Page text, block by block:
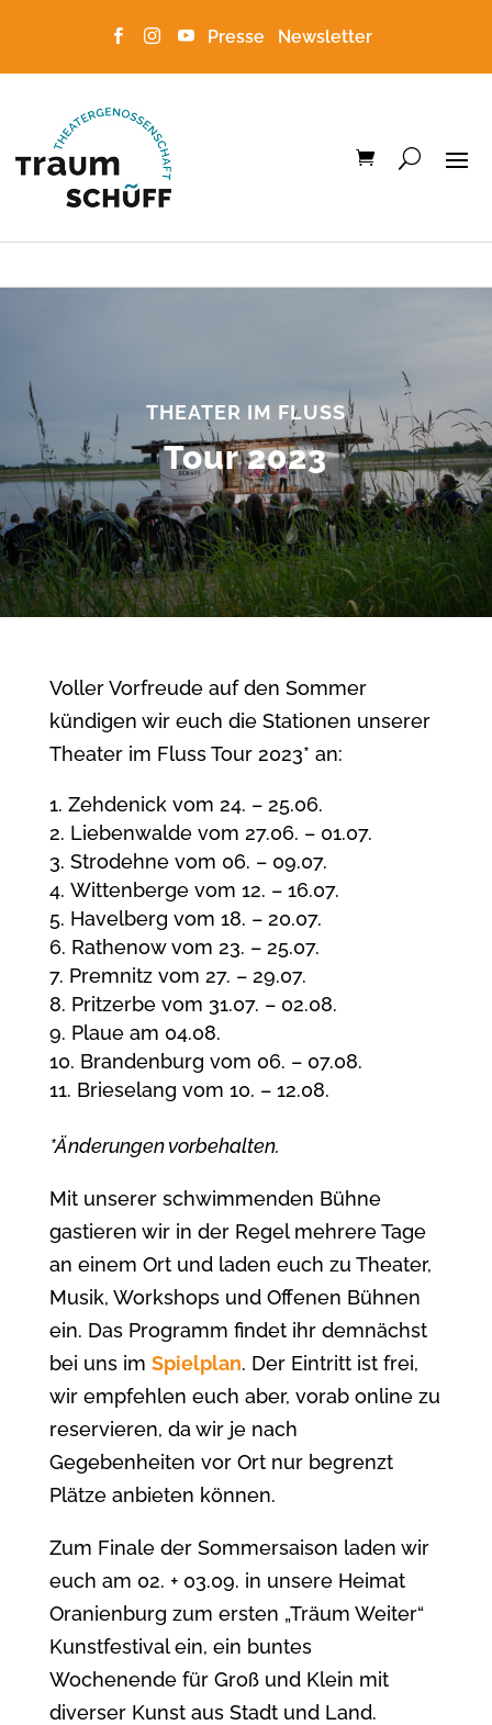
   Presse Newsletter
THEATER IM FLUSS
Tour 2023
Voller Vorfreude auf den Sommer
kündigen wir euch die Stationen unserer
Theater im Fluss Tour 2023* an:
Zehdenick vom 24. – 25.06.
Liebenwalde vom 27.06. – 01.07.
Strodehne vom 06. – 09.07.
Wittenberge vom 12. – 16.07.
Havelberg vom 18. – 20.07.
Rathenow vom 23. – 25.07.
Premnitz vom 27. – 29.07.
Pritzerbe vom 31.07. – 02.08.
Plaue am 04.08.
Brandenburg vom 06. – 07.08.
Brieselang vom 10. – 12.08.
*Änderungen vorbehalten.
Mit unserer schwimmenden Bühne
gastieren wir in der Regel mehrere Tage
an einem Ort und laden euch zu Theater,
Musik, Workshops und Offenen Bühnen
ein. Das Programm findet ihr demnächst
bei uns im Spielplan. Der Eintritt ist frei,
wir empfehlen euch aber, vorab online zu
reservieren, da wir je nach
Gegebenheiten vor Ort nur begrenzt
Plätze anbieten können.
Zum Finale der Sommersaison laden wir
euch am 02. + 03.09. in unsere Heimat
Oranienburg zum ersten „Träum Weiter“
Kunstfestival ein, ein buntes
Wochenende für Groß und Klein mit
diverser Kunst aus Stadt und Land.